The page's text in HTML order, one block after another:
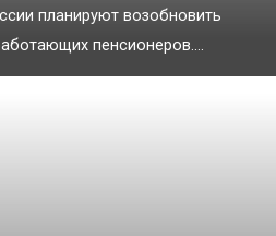
планируют возобновить
пенсионеров....